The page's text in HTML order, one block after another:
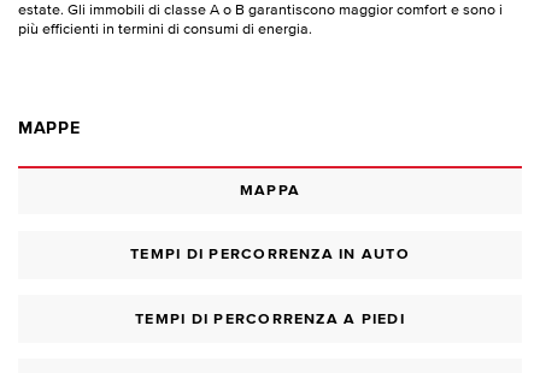
estate. Gli immobili di classe A o B garantiscono maggior comfort e sono i
più efficienti in termini di consumi di energia.
MAPPE
MAPPA
TEMPI DI PERCORRENZA IN AUTO
TEMPI DI PERCORRENZA A PIEDI